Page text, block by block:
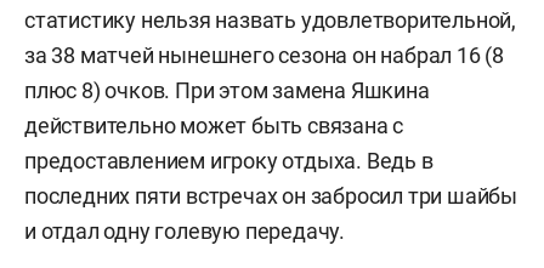
статистику нельзя назвать удовлетворительной,
за 38 матчей нынешнего сезона он набрал 16 (8
плюс 8) очков. При этом замена Яшкина
действительно может быть связана с
предоставлением игроку отдыха. Ведь в
последних пяти встречах он забросил три шайбы
и отдал одну голевую передачу.